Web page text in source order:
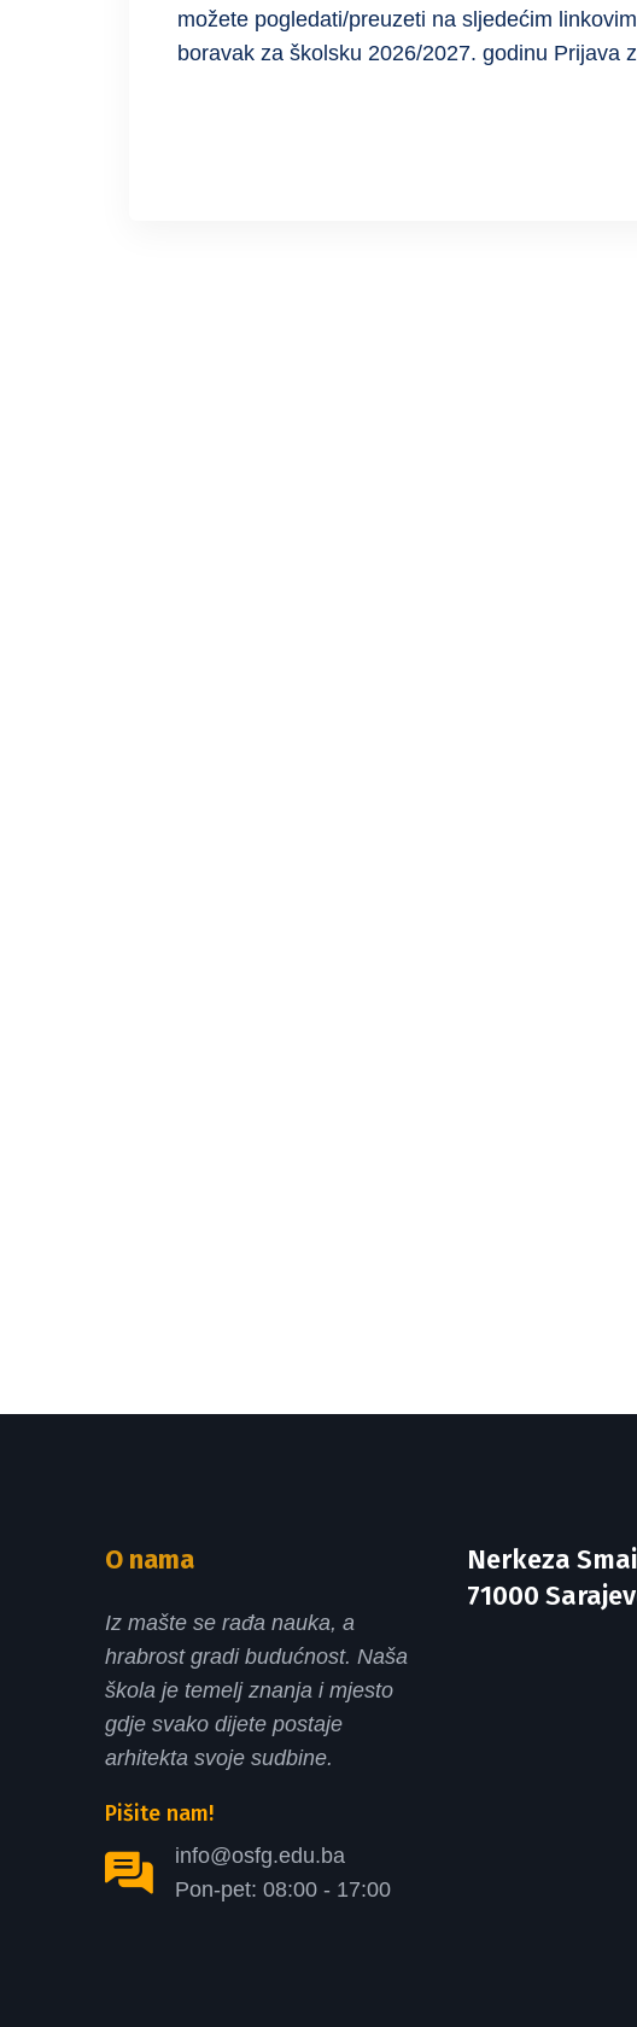
možete pogledati/preuzeti na sljedećim
boravak za školsku 2026/2027. godinu Prijava
O nama
Iz mašte se rađa nauka, a
hrabrost gradi budućnost. Naša
škola je temelj znanja i mjesto
gdje svako dijete postaje
arhitekta svoje sudbine.
Pišite nam!
info@osfg.edu.ba
Pon-pet: 08:00 - 17:00
Nerkeza
71000